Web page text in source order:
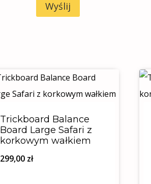
Trickboard Balance
Board Large Safari z
korkowym wałkiem
299,00 zł